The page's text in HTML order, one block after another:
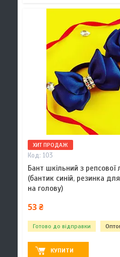
ХИТ ПРОДАЖ
103
Бант шкільний з
(бантик синій, резинка
на голову)
53 ₴
Готово до відправки
КУПИТИ